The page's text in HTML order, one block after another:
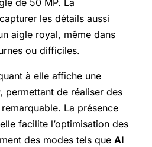
de 50 MP. La
les détails aussi
aigle royal, même dans
ou difficiles.
à elle affiche une
permettant de réaliser des
remarquable. La présence
facilite l’optimisation des
des modes tels que AI